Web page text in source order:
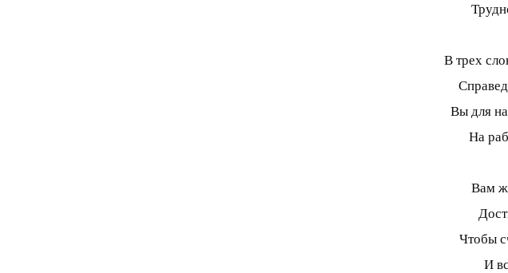
В трех
Вы для
На
Вам
Чтобы
И